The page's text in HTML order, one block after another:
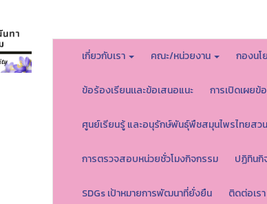
เกี่ยวกับเรา คณะ/หน่วยงาน กองนโ
ข้อร้องเรียนเเละข้อเสนอแนะ การเปิดเผยข้
ศูนย์เรียนรู้ และอนุรักษ์พันธุ์พืชสมุนไพรไทยสว
การตรวจสอบหน่วยชั่วโมงกิจกรรม ปฏิทินกิ
SDGs เป้าหมายการพัฒนาที่ยั่งยืน ติดต่อเรา